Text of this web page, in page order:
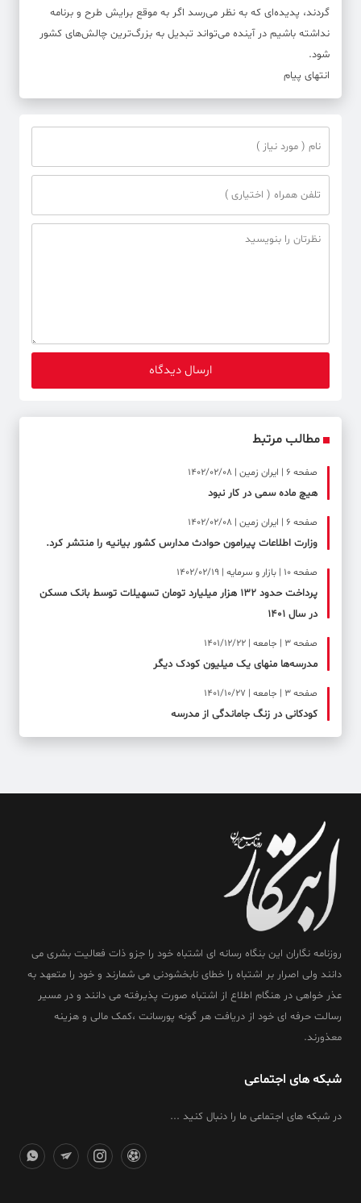
گردند، پدیده‌ای که به نظر می‌رسد اگر به موقع برایش طرح و برنامه
نداشته باشیم در آینده می‌تواند تبدیل به بزرگ‌ترین چالش‌های کشور
شود.
انتهای پیام
مطالب مرتبط
صفحه ۶ | ایران زمین | 1402/02/08
هیچ ماده سمی در کار نبود
صفحه ۶ | ایران زمین | 1402/02/08
وزارت اطلاعات پیرامون حوادث مدارس کشور بیانیه را منتشر کرد.
صفحه ۱۰ | بازار و سرمایه | 1402/02/19
پرداخت حدود ۱۳۲ هزار میلیارد تومان تسهیلات توسط بانک مسکن
در سال ۱۴۰۱
صفحه ۳ | جامعه | 1401/12/22
مدرسه‌ها منهای یک میلیون کودک دیگر
صفحه ۳ | جامعه | 1401/10/27
کودکانی در زنگ جاماندگی از مدرسه
روزنامه نگاران این بنگاه رسانه ای اشتباه خود را جزو ذات فعالیت بشری می
دانند ولی اصرار بر اشتباه را خطای نابخشودنی می شمارند و خود را متعهد به
عذر خواهی در هنگام اطلاع از اشتباه صورت پذیرفته می دانند و در مسیر
رسالت حرفه ای خود از دریافت هر گونه پورسانت ،کمک مالی و هزینه
معذورند.
شبکه های اجتماعی
در شبکه های اجتماعی ما را دنبال کنید ...